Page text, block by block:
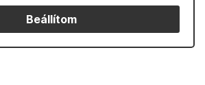
Beállítom